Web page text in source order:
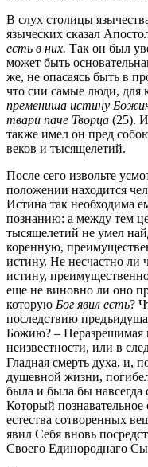
В слух столицы
языческих сказал
есть в них. Так он был
может быть
же, не опасаясь быть в
что сии самые люди, для
премениша истину
твари паче Творца (25).
также имел он пред
веков и тысящелетий.
После сего извольте
положении находится
Истина так необходима
познанию: а между тем
тысящелетий не умел
коренную,
истину. Не несчастно ли
истину,
еще не виновно ли оно
которую Бог явил есть?
последствию
Божию? – Неразрешимая
неизвестности, или в
Гладная смерть духа, и,
душевной жизни,
была и была бы навсегда
Который
естества сотворенных
явил Себя вновь
Своего Единороднаго